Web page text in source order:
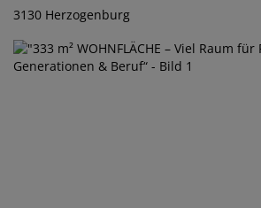
3130 Herzogenburg